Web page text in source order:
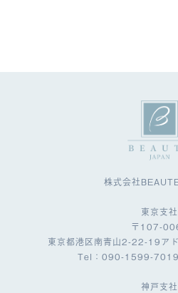
株式会社
東京支社
〒107-
東京都港区南青山2-22-19ア
Tel：090-1599-7019
神戸支社